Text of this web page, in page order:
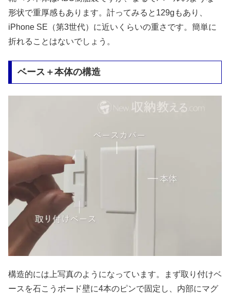
形状で重厚感もあります。計ってみると129gもあり、
iPhone SE（第3世代）に近いくらいの重さです。簡単に
折れることはないでしょう。
ベース＋本体の構造
構造的には上写真のようになっています。まず取り付けベ
ースを石こうボード壁に4本のピンで固定し、内部にマグ